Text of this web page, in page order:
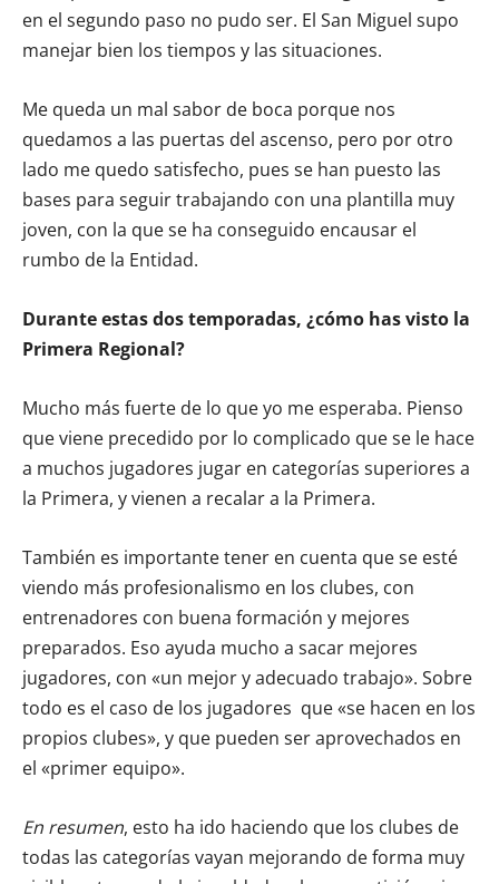
en el segundo paso no pudo ser. El San Miguel supo
manejar bien los tiempos y las situaciones.
Me queda un mal sabor de boca porque nos
quedamos a las puertas del ascenso, pero por otro
lado me quedo satisfecho, pues se han puesto las
bases para seguir trabajando con una plantilla muy
joven, con la que se ha conseguido encausar el
rumbo de la Entidad.
Durante estas dos temporadas, ¿cómo has visto la
Primera Regional?
Mucho más fuerte de lo que yo me esperaba. Pienso
que viene precedido por lo complicado que se le hace
a muchos jugadores jugar en categorías superiores a
la Primera, y vienen a recalar a la Primera.
También es importante tener en cuenta que se esté
viendo más profesionalismo en los clubes, con
entrenadores con buena formación y mejores
preparados. Eso ayuda mucho a sacar mejores
jugadores, con «un mejor y adecuado trabajo». Sobre
todo es el caso de los jugadores que «se hacen en los
propios clubes», y que pueden ser aprovechados en
el «primer equipo».
En resumen, esto ha ido haciendo que los clubes de
todas las categorías vayan mejorando de forma muy